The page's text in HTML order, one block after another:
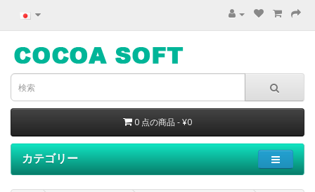
0 点の商品 - ¥0
カテゴリー